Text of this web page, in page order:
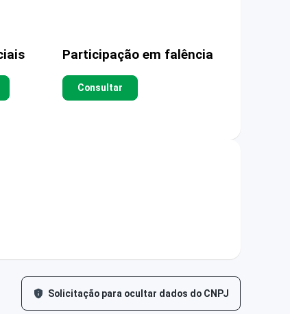
Participação em falência
Consultar
Solicitação para ocultar dados do CNPJ